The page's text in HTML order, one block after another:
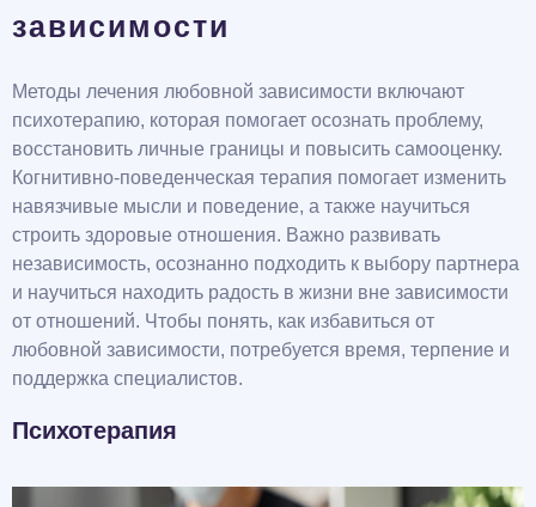
зависимости
Методы лечения любовной зависимости включают
психотерапию, которая помогает осознать проблему,
восстановить личные границы и повысить самооценку.
Когнитивно-поведенческая терапия помогает изменить
навязчивые мысли и поведение, а также научиться
строить здоровые отношения. Важно развивать
независимость, осознанно подходить к выбору партнера
и научиться находить радость в жизни вне зависимости
от отношений. Чтобы понять, как избавиться от
любовной зависимости, потребуется время, терпение и
поддержка специалистов.
Психотерапия